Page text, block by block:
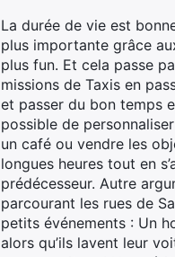
La durée de vie est
plus importante grâce
plus fun. Et cela passe
missions de Taxis en
et passer du bon temps
possible de
un café ou vendre les
longues heures tout en
prédécesseur. Autre
parcourant les rues de
petits événements : Un
alors qu’ils lavent leur